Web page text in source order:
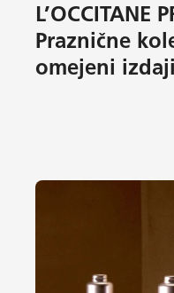
L’OCCITANE
Praznične
omejeni izdaji